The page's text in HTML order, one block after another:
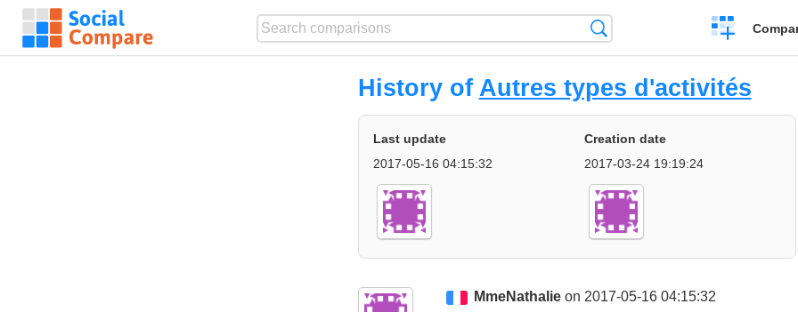
Crear
una
comparación
History of Autres types d'activités
Last update
2017-05-16 04:15:32
Creation date
2017-03-24 19:19:24
MmeNathalie on 2017-05-16 04:15:32